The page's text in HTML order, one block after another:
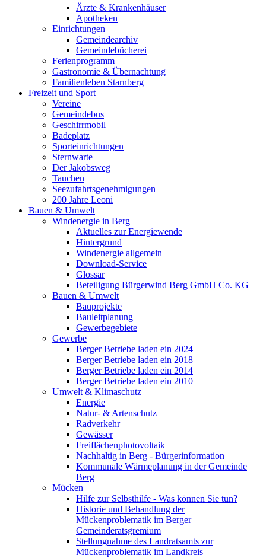
Ärzte & Krankenhäuser
Apotheken
Einrichtungen
Gemeindearchiv
Gemeindebücherei
Ferienprogramm
Gastronomie & Übernachtung
Familienleben Starnberg
Freizeit und Sport
Vereine
Gemeindebus
Geschirrmobil
Badeplatz
Sporteinrichtungen
Sternwarte
Der Jakobsweg
Tauchen
Seezufahrtsgenehmigungen
200 Jahre Leoni
Bauen & Umwelt
Windenergie in Berg
Aktuelles zur Energiewende
Hintergrund
Windenergie allgemein
Download-Service
Glossar
Beteiligung Bürgerwind Berg GmbH Co. KG
Bauen & Umwelt
Bauprojekte
Bauleitplanung
Gewerbegebiete
Gewerbe
Berger Betriebe laden ein 2024
Berger Betriebe laden ein 2018
Berger Betriebe laden ein 2014
Berger Betriebe laden ein 2010
Umwelt & Klimaschutz
Energie
Natur- & Artenschutz
Radverkehr
Gewässer
Freiflächenphotovoltaik
Nachhaltig in Berg - Bürgerinformation
Kommunale Wärmeplanung in der Gemeinde
Berg
Mücken
Hilfe zur Selbsthilfe - Was können Sie tun?
Historie und Behandlung der
Mückenproblematik im Berger
Gemeinderatsgremium
Stellungnahme des Landratsamts zur
Mückenproblematik im Landkreis